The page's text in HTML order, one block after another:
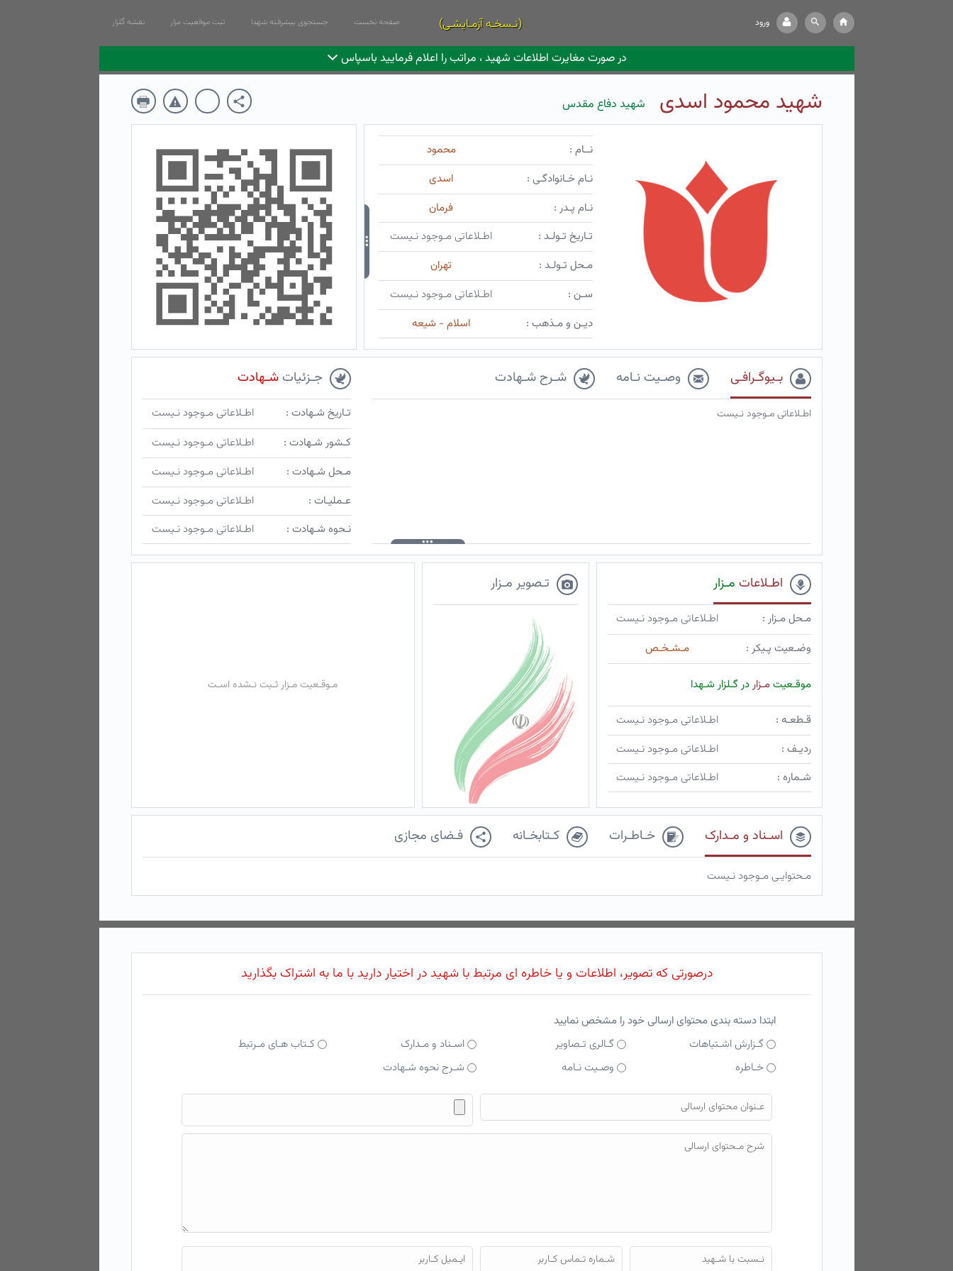
ورود (نـسخـه آزمـایشـی) صفحه نخست جستجوی پیشرفته شهدا ثبت موقعیت مزار نقشه گلزار
در صورت مغایرت اطلاعات شهید ، مراتب را اعلام فرمایید باسپاس
شهید محمود اسدی شهید دفاع مقدس
نــام :
محمود
نـام خـانوادگـی :
اسدی
نـام پـدر :
فرمان
تـاریخ تـولـد :
اطـلاعاتی مـوجود نـیست
مـحل تـولـد :
تهران
سـن :
اطـلاعاتی مـوجود نـیست
دیـن و مـذهب :
اسلام - شیعه
بـیوگـرافـی وصـیت نـامه شـرح شـهادت
اطـلاعاتی مـوجود نـیست
جـزئیاتشـهادت
تـاریخ شـهادت :
اطـلاعاتی مـوجود نـیست
کـشور شـهادت :
اطـلاعاتی مـوجود نـیست
مـحل شـهادت :
اطـلاعاتی مـوجود نـیست
عـملیـات :
اطـلاعاتی مـوجود نـیست
نـحوه شـهادت :
اطـلاعاتی مـوجود نـیست
اطـلاعات مـزار
مـحل مـزار :
اطـلاعاتی مـوجود نـیست
وضـعیت پـیکر :
مـشـخـص
موقـعیتمـزاردر گـلزار شـهدا
قـطعـه :
اطـلاعاتی مـوجود نـیست
ردیـف :
اطـلاعاتی مـوجود نـیست
شـماره :
اطـلاعاتی مـوجود نـیست
تـصویر مـزار
مـوقـعیت مـزار ثـبت نـشده اسـت
اسـناد و مـدارک خـاطـرات کـتابخـانه فـضای مجازی
مـحتوایـی مـوجود نـیست
درصورتی که تصویر، اطلاعات و یا خاطره ای مرتبط با شهید در اختیار دارید با ما به اشتراک بگذارید
ابتدا دسته بندی محتوای ارسالی خود را مشخص نمایید
گـزارش اشـتباهات
گـالری تـصاویر اسـناد و مـدارک
کـتاب هـای مـرتبط
خـاطره
وصـیت نـامه شـرح نحوه شـهادت
فایل محتوای ارسالی